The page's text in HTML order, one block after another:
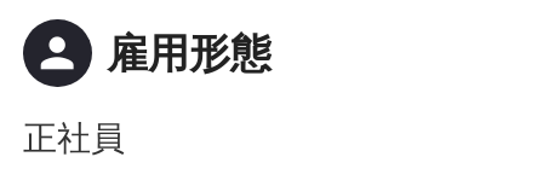
person 雇用形態
正社員